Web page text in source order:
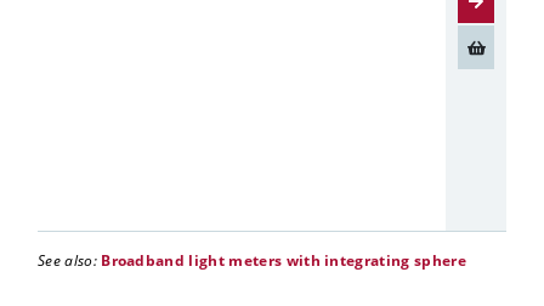
See also: Broadband light meters with integrating sphere